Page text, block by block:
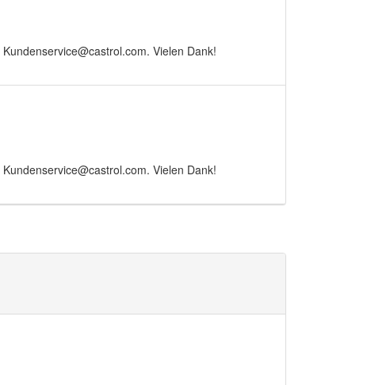
Vielen Dank!
Vielen Dank!